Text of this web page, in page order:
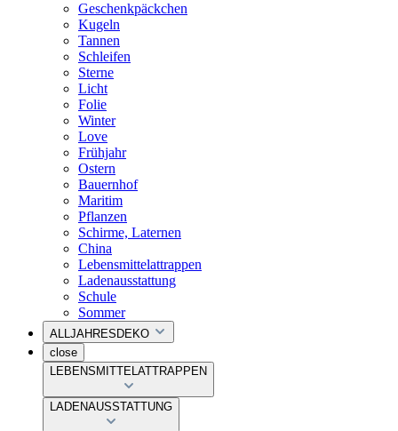
Geschenkpäckchen
Kugeln
Tannen
Schleifen
Sterne
Licht
Folie
Winter
Love
Frühjahr
Ostern
Bauernhof
Maritim
Pflanzen
Schirme, Laternen
China
Lebensmittelattrappen
Ladenausstattung
Schule
Sommer
ALLJAHRESDEKO
close
LEBENSMITTELATTRAPPEN
LADENAUSSTATTUNG